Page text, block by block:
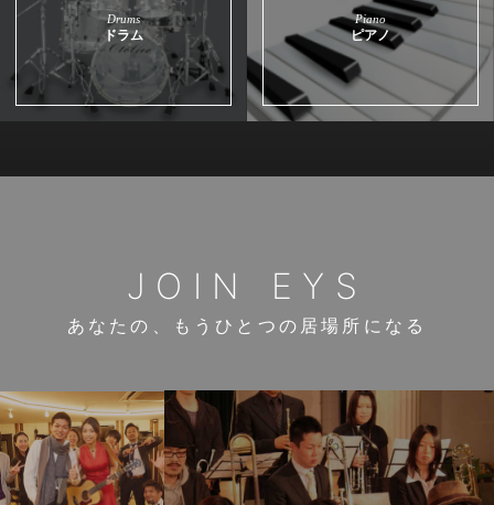
Drums
ドラム
Piano
ピアノ
JOIN EYS
あなたの、もうひとつの居場所になる